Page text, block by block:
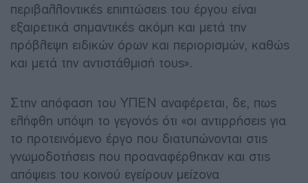
περιβαλλοντικές επιπτώσεις του έργου είναι
εξαιρετικά σημαντικές ακόμη και μετά την
πρόβλεψη ειδικών όρων και περιορισμών, καθώς
και μετά την αντιστάθμισή τους».
Στην απόφαση του ΥΠΕΝ αναφέρεται, δε, πως
ελήφθη υπόψη το γεγονός ότι «οι αντιρρήσεις για
το προτεινόμενο έργο που διατυπώνονται στις
γνωμοδοτήσεις που προαναφέρθηκαν και στις
απόψεις του κοινού εγείρουν μείζονα